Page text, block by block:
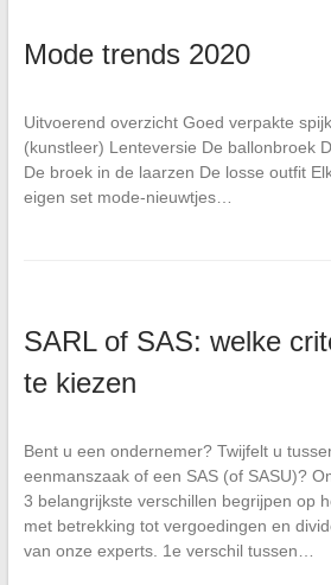
Mode trends 2020
Uitvoerend overzicht Goed verpakte
(kunstleer) Lenteversie De ballonbroek
De broek in de laarzen De losse outfit
eigen set mode-nieuwtjes…
SARL of SAS: welke
te kiezen
Bent u een ondernemer? Twijfelt u
eenmanszaak of een SAS (of SASU)?
3 belangrijkste verschillen begrijpen op
met betrekking tot vergoedingen en
van onze experts. 1e verschil tussen…